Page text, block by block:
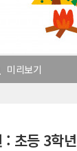
미리보기
: 초등 3학년